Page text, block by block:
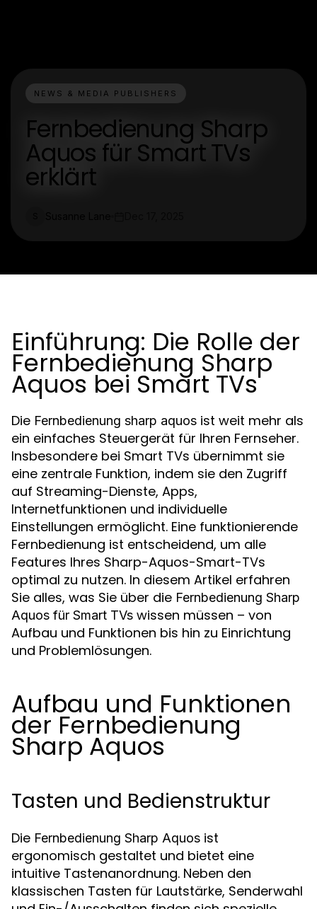
NEWS & MEDIA PUBLISHERS
Fernbedienung Sharp
Aquos für Smart TVs
erklärt
Einführung: Die Rolle der
Fernbedienung Sharp
Aquos bei Smart TVs
Die Fernbedienung sharp aquos ist weit mehr als
ein einfaches Steuergerät für Ihren Fernseher.
Insbesondere bei Smart TVs übernimmt sie
eine zentrale Funktion, indem sie den Zugriff
auf Streaming-Dienste, Apps,
Internetfunktionen und individuelle
Einstellungen ermöglicht. Eine funktionierende
Fernbedienung ist entscheidend, um alle
Features Ihres Sharp-Aquos-Smart-TVs
optimal zu nutzen. In diesem Artikel erfahren
Sie alles, was Sie über die Fernbedienung Sharp
Aquos für Smart TVs wissen müssen – von
Aufbau und Funktionen bis hin zu Einrichtung
und Problemlösungen.
Aufbau und Funktionen
der Fernbedienung
Sharp Aquos
Tasten und Bedienstruktur
Die Fernbedienung Sharp Aquos ist
ergonomisch gestaltet und bietet eine
intuitive Tastenanordnung. Neben den
klassischen Tasten für Lautstärke, Senderwahl